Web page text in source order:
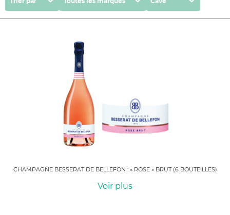
par
CHAMPAGNE BESSERAT DE BELLEFON : « ROSE » BRUT (6 BOUTEILLES)
Voir plus